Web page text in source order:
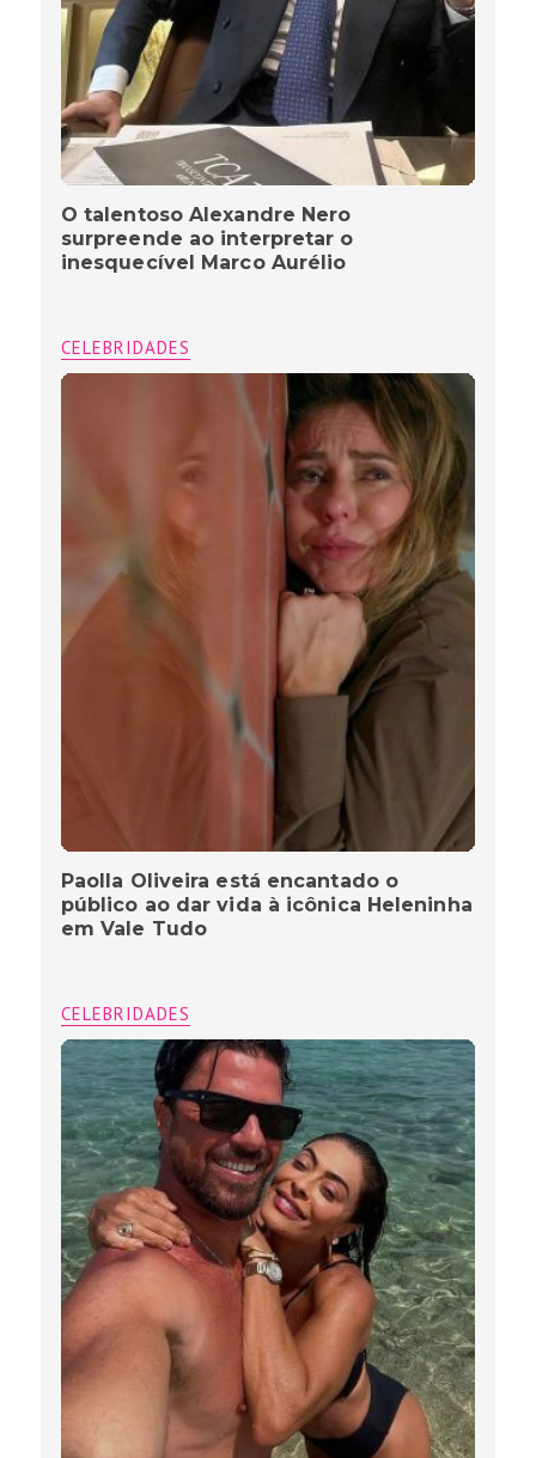
O talentoso Alexandre Nero
surpreende ao interpretar o
inesquecível Marco Aurélio
CELEBRIDADES
Paolla Oliveira está encantado o
público ao dar vida à icônica Heleninha
em Vale Tudo
CELEBRIDADES